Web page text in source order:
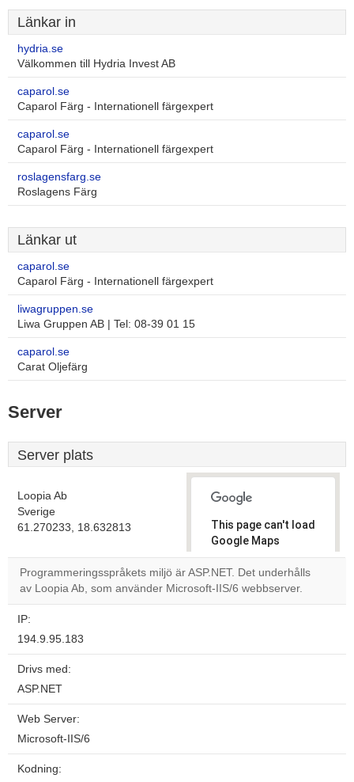
Länkar in
hydria.se
Välkommen till Hydria Invest AB
caparol.se
Caparol Färg - Internationell färgexpert
caparol.se
Caparol Färg - Internationell färgexpert
roslagensfarg.se
Roslagens Färg
Länkar ut
caparol.se
Caparol Färg - Internationell färgexpert
liwagruppen.se
Liwa Gruppen AB | Tel: 08-39 01 15
caparol.se
Carat Oljefärg
Server
Server plats
Loopia Ab
Sverige
61.270233, 18.632813
This page can't load
Google Maps
correctly.
Do you
own this
OK
Programmeringsspråkets miljö är ASP.NET. Det underhålls
av Loopia Ab, som använder Microsoft-IIS/6 webbserver.
IP:
194.9.95.183
Drivs med:
ASP.NET
Web Server:
Microsoft-IIS/6
Kodning: